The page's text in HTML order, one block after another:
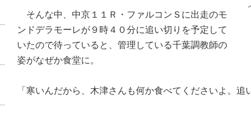
そんな中、中京１１Ｒ・ファルコンＳに出走のモ
ンドデラモーレが９時４０分に追い切りを予定して
いたので待っていると、管理している千葉調教師の
姿がなぜか食堂に。
「寒いんだから、木津さんも何か食べてくださいよ。